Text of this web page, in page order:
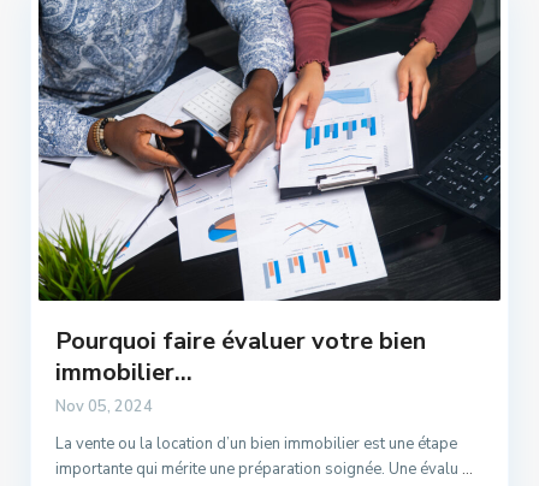
Pourquoi faire évaluer votre bien
immobilier...
Nov 05, 2024
La vente ou la location d’un bien immobilier est une étape
importante qui mérite une préparation soignée. Une évalu ...